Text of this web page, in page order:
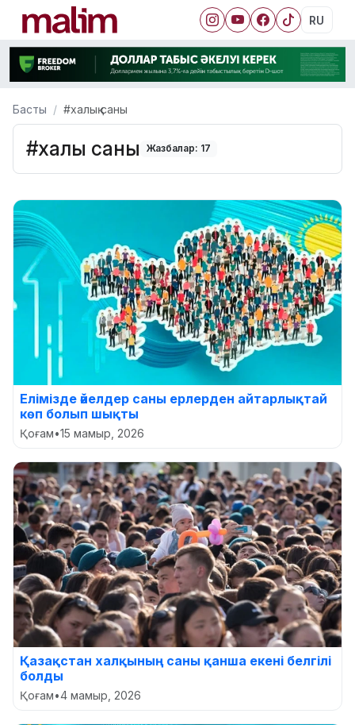
RU
Басты #халық саны
#халық саны Жазбалар: 17
Елімізде әйелдер саны ерлерден айтарлықтай
көп болып шықты
Қоғам•15 мамыр, 2026
Қазақстан халқының саны қанша екені белгілі
болды
Қоғам•4 мамыр, 2026